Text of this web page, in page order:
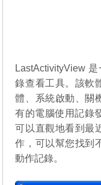
LastActivityView
錄查看工具。該軟
體、系統啟動、關
有的電腦使用記錄
可以直觀地看到最
作，可以幫您找到
動作記錄。